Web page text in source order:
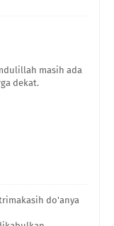
masih ada
dekat.
do'anya